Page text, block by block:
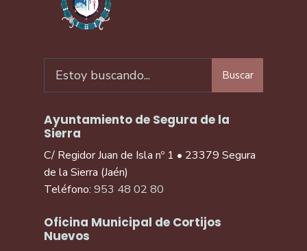
Buscar
Ayuntamiento de Segura de la
Sierra
C/ Regidor Juan de Isla nº 1 • 23379 Segura
de la Sierra (Jaén)
Teléfono: 953 48 02 80
Oficina Municipal de Cortijos
Nuevos